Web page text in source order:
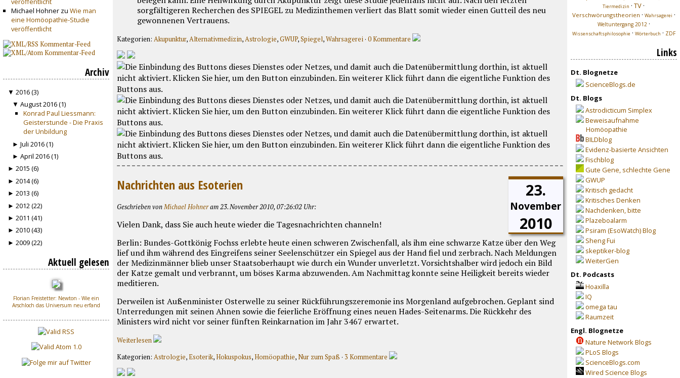
Michael Hohner zu Wie man
eine Homöopathie-Studie
veröffentlicht
Archiv
▼ 2016 (3)
▼ August 2016 (1)
Konrad Paul Liessmann:
Geisterstunde - Die Praxis
der Unbildung
► Juli 2016 (1)
► April 2016 (1)
► 2015 (6)
► 2014 (6)
► 2013 (6)
► 2012 (22)
► 2011 (41)
► 2010 (43)
► 2009 (22)
Aktuell gelesen
Florian Freistetter: Newton - Wie ein
Arschloch das Universum neu erfand
sorgfältigeren Recherchen des SPIEGEL zu Medizinthemen verliert das Blatt somit wieder einen Gutteil des neu
gewonnenen Vertrauens.
Kategorien: Akupunktur,Alternativmedizin,Astrologie,GWUP,Spiegel,Wahrsagerei· 0 Kommentare
23.
November
2010
Nachrichten aus Esoterien
Geschrieben vonMichael Hohneram 23. November 2010, 07:26:02 Uhr:
Vielen Dank, dass Sie auch heute wieder die Tagesnachrichten channeln!
Berlin: Bundes-Gottkönig Fochss erlebte heute einen schweren Zwischenfall, als ihm eine schwarze Katze über den Weg
lief und ihm während des Eingreifens seiner Seelenschützer ein Spiegel aus der Hand fiel und zerbrach. Nach Meldungen
der Medizinmänner blieb unser Staatsoberhaupt wie durch ein Wunder unverletzt. Vorsichtshalber wird jedoch ein Bild
der Katze gemalt und verbrannt, um böses Karma abzuwenden. Am Nachmittag konnte seine Heiligkeit bereits wieder
meditieren.
Derweilen ist Außenminister Osterwelle zu seiner Rückführungszeremonie ins Morgenland aufgebrochen. Geplant sind
Unterredungen mit seinen Ahnen sowie die feierliche Eröffnung eines neuen Hades-Seitenarms. Die Rückkehr des
Ministers wird nicht vor seiner fünften Reinkarnation im Jahr 3467 erwartet.
Weiterlesen
Kategorien: Astrologie,Esoterik,Hokuspokus,Homöopathie,Nur zum Spaß · 3 Kommentare
Tiermedizin ·TV ·
Verschwörungstheorien · Wahrsagerei ·
Weltuntergang 2012·
Wissenschaftsphilosophie· Wörterbuch · ZDF
Links
Dt. Blognetze
ScienceBlogs.de
Dt. Blogs
Astrodicticum Simplex
Beweisaufnahme
Homöopathie
BILDblog
Evidenz-basierte Ansichten
Fischblog
Gute Gene, schlechte Gene
GWUP
Kritisch gedacht
Kritisches Denken
Nachdenken, bitte
Plazeboalarm
Psiram (EsoWatch) Blog
Sheng Fui
skeptiker-blog
WeiterGen
Dt. Podcasts
Hoaxilla
IQ
omega tau
Raumzeit
Engl. Blognetze
Nature Network Blogs
PLoS Blogs
ScienceBlogs.com
Wired Science Blogs